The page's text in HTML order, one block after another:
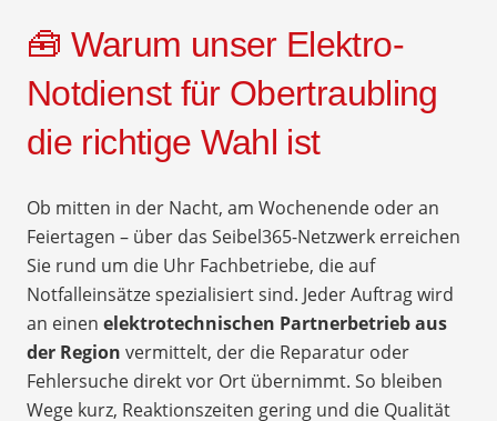
🧰 Warum unser Elektro-
Notdienst für Obertraubling
die richtige Wahl ist
Ob mitten in der Nacht, am Wochenende oder an
Feiertagen – über das Seibel365-Netzwerk erreichen
Sie rund um die Uhr Fachbetriebe, die auf
Notfalleinsätze spezialisiert sind. Jeder Auftrag wird
an einen elektrotechnischen Partnerbetrieb aus
der Region vermittelt, der die Reparatur oder
Fehlersuche direkt vor Ort übernimmt. So bleiben
Wege kurz, Reaktionszeiten gering und die Qualität